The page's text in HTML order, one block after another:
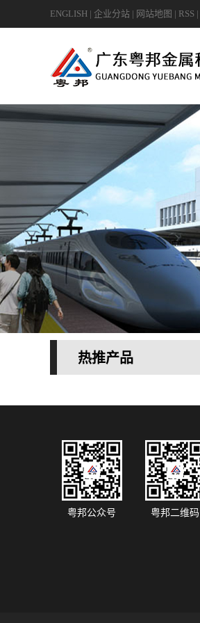
ENGLISH | 企业分站 | 网站地图 | RSS |
热推产品
粤邦公众号 粤邦二维码